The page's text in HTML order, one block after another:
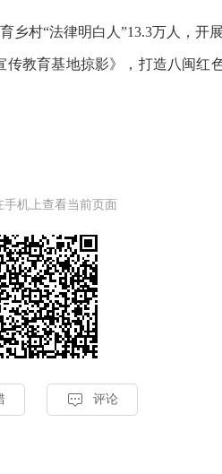
乡村“法律明白人”13.3万人，开
教育基地掠影》，打造八闽红
手机上查看当前页面
 评论